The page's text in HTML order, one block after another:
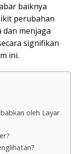
baiknya
perubahan
menjaga
signifikan
ini.
oleh Layar